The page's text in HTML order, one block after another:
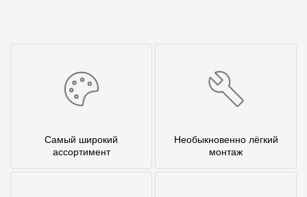
Самый широкий
ассортимент
Необыкновенно лёгкий
монтаж